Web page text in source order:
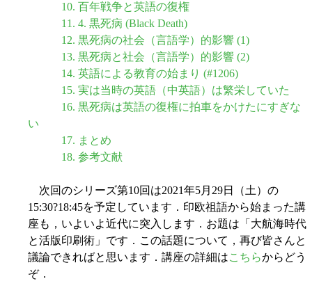
10. 百年戦争と英語の復権
11. 4. 黒死病 (Black Death)
12. 黒死病の社会（言語学）的影響 (1)
13. 黒死病と社会（言語学）的影響 (2)
14. 英語による教育の始まり (#1206)
15. 実は当時の英語（中英語）は繁栄していた
16. 黒死病は英語の復権に拍車をかけたにすぎな
い
17. まとめ
18. 参考文献
次回のシリーズ第10回は2021年5月29日（土）の
15:30?18:45を予定しています．印欧祖語から始まった講
座も，いよいよ近代に突入します．お題は「大航海時代
と活版印刷術」です．この話題について，再び皆さんと
議論できればと思います．講座の詳細はこちらからどう
ぞ．